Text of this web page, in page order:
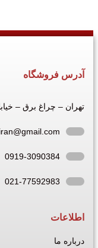
آدرس فروشگاه
تهران – چراغ برق –
0919-3090384
021-77592983
اطلاعات
درباره ما